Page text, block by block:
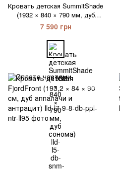
Кровать детская SummitShade
(1932 × 840 × 790 мм, дуб
сонома)
7 590 грн